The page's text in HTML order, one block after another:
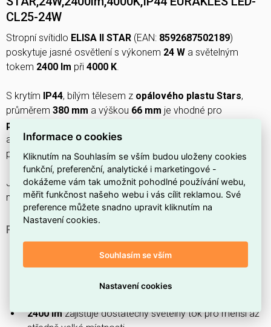
CL25-24W
Stropní svítidlo ELISA II STAR (EAN: 8592687502189)
poskytuje jasné osvětlení s výkonem 24 W a světelným
tokem 2400 lm při 4000 K.
S krytím IP44, bílým tělesem z opálového plastu Stars,
průměrem 380 mm a výškou 66 mm je vhodné pro
povrchovou montáž
a
včetně neměnného LED zdroje
podporováno.
Je určeno pro interiéry jakokancelář,chodba/schodiště
nebojídelnaanení určeno pro venkovní použití.
PROČ SI VYBRAT TOTO STROPNÍ SVÍTIDLO?
montáž na strop a rovnoměrné osvětlení místnosti.
S maximálním příkonem
24 W
nabízí nízkou spotřebu
2400 lmzajišťuje dostatečný světelný tok pro menší až
Informace o cookies
Kliknutím na Souhlasím se vším budou uloženy cookies
funkční, preferenční, analytické i marketingové -
dokážeme vám tak umožnit pohodlné používání webu,
měřit funkčnost našeho webu i vás cílit reklamou. Své
preference můžete snadno upravit kliknutím na
Nastavení cookies.
Souhlasím se vším
Nastavení cookies